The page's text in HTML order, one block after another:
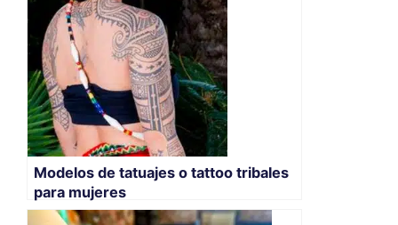
Modelos de tatuajes o tattoo tribales
para mujeres